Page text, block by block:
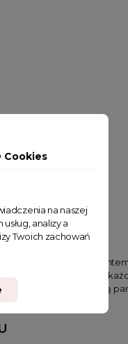
nieodzownym
które pasuje na
znajdziesz idealną
Cookies
na naszej
analizy a
Twoich zachowań